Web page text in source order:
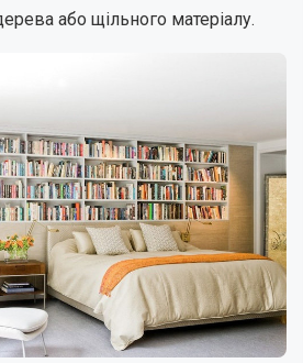
або щільного матеріалу.